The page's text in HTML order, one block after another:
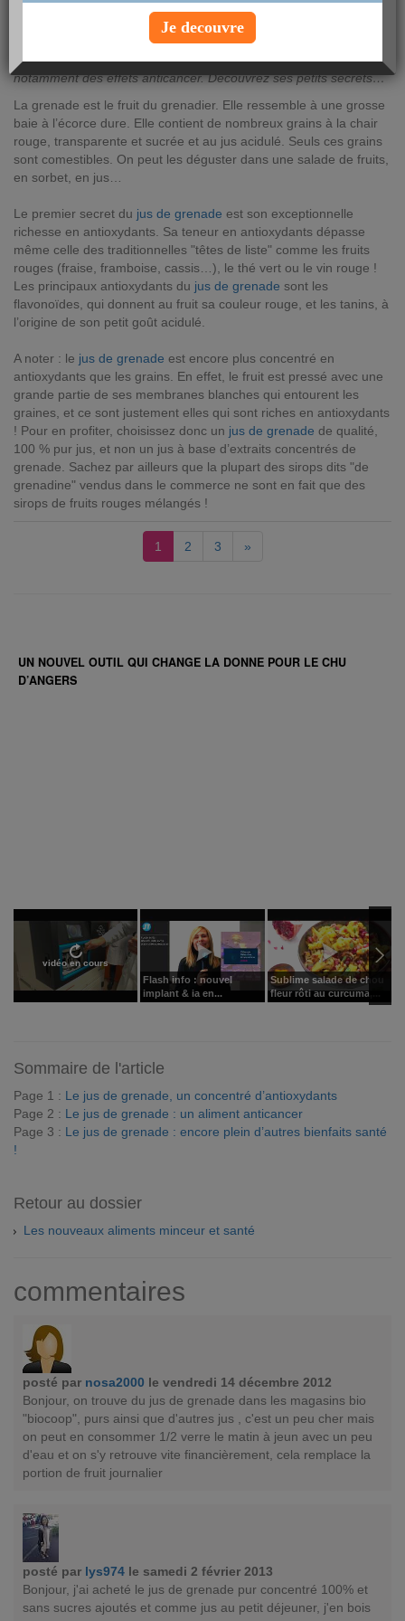
Depuis quelques années, le jus de grenade fait l’objet de
nombreuses études scientifiques. Ce fruit acidulé aurait
notamment des effets anticancer. Découvrez ses petits secrets…
La grenade est le fruit du grenadier. Elle ressemble à une grosse
baie à l’écorce dure. Elle contient de nombreux grains à la chair
rouge, transparente et sucrée et au jus acidulé. Seuls ces grains
sont comestibles. On peut les déguster dans une salade de fruits,
en sorbet, en jus…
Le premier secret du jus de grenade est son exceptionnelle
richesse en antioxydants. Sa teneur en antioxydants dépasse
même celle des traditionnelles "têtes de liste" comme les fruits
rouges (fraise, framboise, cassis…), le thé vert ou le vin rouge !
Les principaux antioxydants du jus de grenade sont les
flavonoïdes, qui donnent au fruit sa couleur rouge, et les tanins, à
l’origine de son petit goût acidulé.
A noter : le jus de grenade est encore plus concentré en
antioxydants que les grains. En effet, le fruit est pressé avec une
grande partie de ses membranes blanches qui entourent les
graines, et ce sont justement elles qui sont riches en antioxydants
! Pour en profiter, choisissez donc un jus de grenade de qualité,
100 % pur jus, et non un jus à base d’extraits concentrés de
grenade. Sachez par ailleurs que la plupart des sirops dits "de
grenadine" vendus dans le commerce ne sont en fait que des
sirops de fruits rouges mélangés !
1 2 3 »
UN NOUVEL OUTIL QUI CHANGE LA DONNE POUR LE CHU
D’ANGERS
vidéo en cours
Flash info : nouvel
implant & ia en...
Sublime salade de chou
fleur rôti au curcuma,...
Sommaire de l'article
Page 1 : Le jus de grenade, un concentré d’antioxydants
Page 2 : Le jus de grenade : un aliment anticancer
Page 3 : Le jus de grenade : encore plein d’autres bienfaits santé
!
Retour au dossier
Les nouveaux aliments minceur et santé
commentaires
posté par nosa2000 le vendredi 14 décembre 2012
Bonjour, on trouve du jus de grenade dans les magasins bio
"biocoop", purs ainsi que d'autres jus , c'est un peu cher mais
on peut en consommer 1/2 verre le matin à jeun avec un peu
d'eau et on s'y retrouve vite financièrement, cela remplace la
portion de fruit journalier
posté par lys974 le samedi 2 février 2013
Bonjour, j'ai acheté le jus de grenade pur concentré 100% et
sans sucres ajoutés et comme jus au petit déjeuner, j'en bois
Je decouvre